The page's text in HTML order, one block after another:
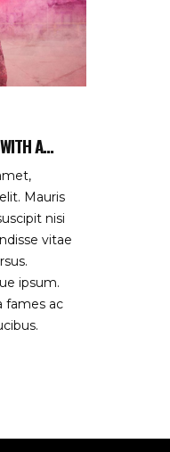
A...
Mauris
nisi
vitae
ipsum.
fames ac